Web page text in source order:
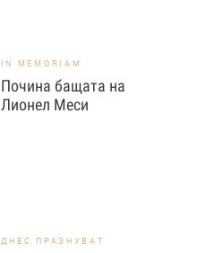
IN MEMORIAM
Почина бащата на
Лионел Меси
ДНЕС ПРАЗНУВАТ